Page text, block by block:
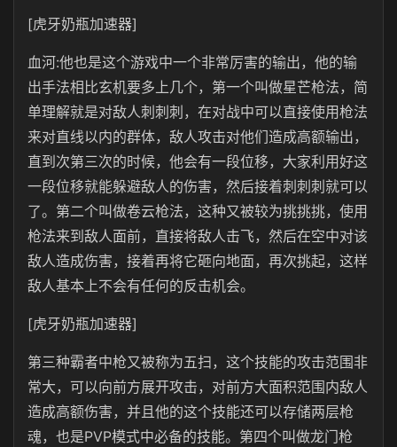
[虎牙奶瓶加速器]
血河:他也是这个游戏中一个非常厉害的输出，他的输
出手法相比玄机要多上几个，第一个叫做星芒枪法，简
单理解就是对敌人刺刺刺，在对战中可以直接使用枪法
来对直线以内的群体，敌人攻击对他们造成高额输出，
直到次第三次的时候，他会有一段位移，大家利用好这
一段位移就能躲避敌人的伤害，然后接着刺刺刺就可以
了。第二个叫做卷云枪法，这种又被较为挑挑挑，使用
枪法来到敌人面前，直接将敌人击飞，然后在空中对该
敌人造成伤害，接着再将它砸向地面，再次挑起，这样
敌人基本上不会有任何的反击机会。
[虎牙奶瓶加速器]
第三种霸者中枪又被称为五扫，这个技能的攻击范围非
常大，可以向前方展开攻击，对前方大面积范围内敌人
造成高额伤害，并且他的这个技能还可以存储两层枪
魂，也是PVP模式中必备的技能。第四个叫做龙门枪